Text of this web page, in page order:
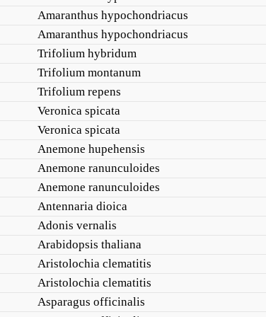
Amaranthus hypochondriacus
Amaranthus hypochondriacus
Trifolium hybridum
Trifolium montanum
Trifolium repens
Veronica spicata
Veronica spicata
Anemone hupehensis
Anemone ranunculoides
Anemone ranunculoides
Antennaria dioica
Adonis vernalis
Arabidopsis thaliana
Aristolochia clematitis
Aristolochia clematitis
Asparagus officinalis